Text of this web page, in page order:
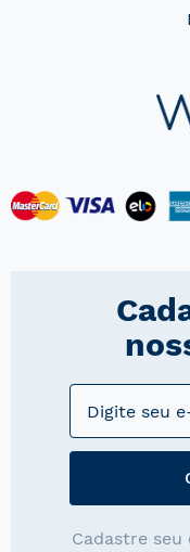
Cadastre seu